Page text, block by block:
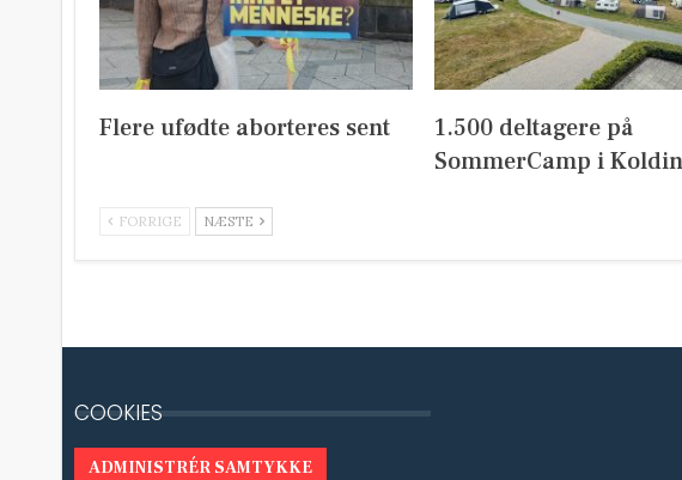
Flere ufødte aborteres sent
1.500 deltagere på
SommerCamp i
FORRIGE NÆSTE
COOKIES
ADMINISTRÉR SAMTYKKE